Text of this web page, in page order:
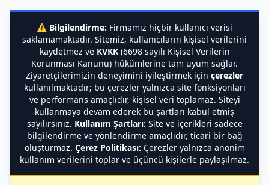
⚠️ Bilgilendirme: Firmamız hiçbir kullanıcı verisi
saklamamaktadır. Sitemiz, kullanıcıların kişisel verilerini
kaydetmez ve KVKK(6698 sayılı Kişisel Verilerin
Korunması Kanunu) hükümlerine tam uyum sağlar.
Ziyaretçilerimizin deneyimini iyileştirmek için çerezler
kullanılmaktadır; bu çerezler yalnızca site fonksiyonları
ve performans amaçlıdır, kişisel veri toplamaz. Siteyi
kullanmaya devam ederek bu şartları kabul etmiş
sayılırsınız. Kullanım Şartları: Site ve içerikleri sadece
bilgilendirme ve yönlendirme amaçlıdır, ticari bir bağ
oluşturmaz. Çerez Politikası: Çerezler yalnızca anonim
kullanım verilerini toplar ve üçüncü kişilerle paylaşılmaz.